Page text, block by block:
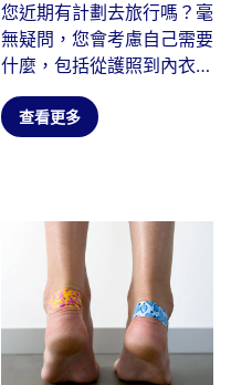
您近期有計劃去旅行嗎？毫
無疑問，您會考慮自己需要
什麼，包括從護照到內衣的
所有物品。當您列出必備旅
行...查看更多